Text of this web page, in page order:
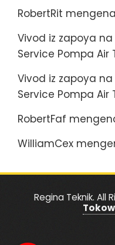
RobertRit
Vivod iz zapoya
Service Pompa Air
Vivod iz zapoya
Service Pompa Air
RobertFaf
WilliamCex
Regina Teknik. All